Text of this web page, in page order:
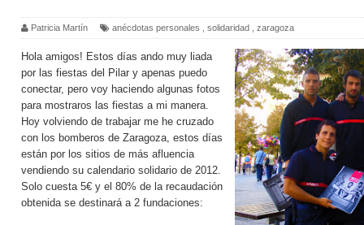
Patricia Martín anécdotas personales solidaridad zaragoza
Hola amigos! Estos días ando muy liada
por las fiestas del Pilar y apenas puedo
conectar, pero voy haciendo algunas fotos
para mostraros las fiestas a mi manera.
Hoy volviendo de trabajar me he cruzado
con los bomberos de Zaragoza, estos días
están por los sitios de más afluencia
vendiendo su calendario solidario de 2012.
Solo cuesta 5€ y el 80% de la recaudación
obtenida se destinará a 2 fundaciones: